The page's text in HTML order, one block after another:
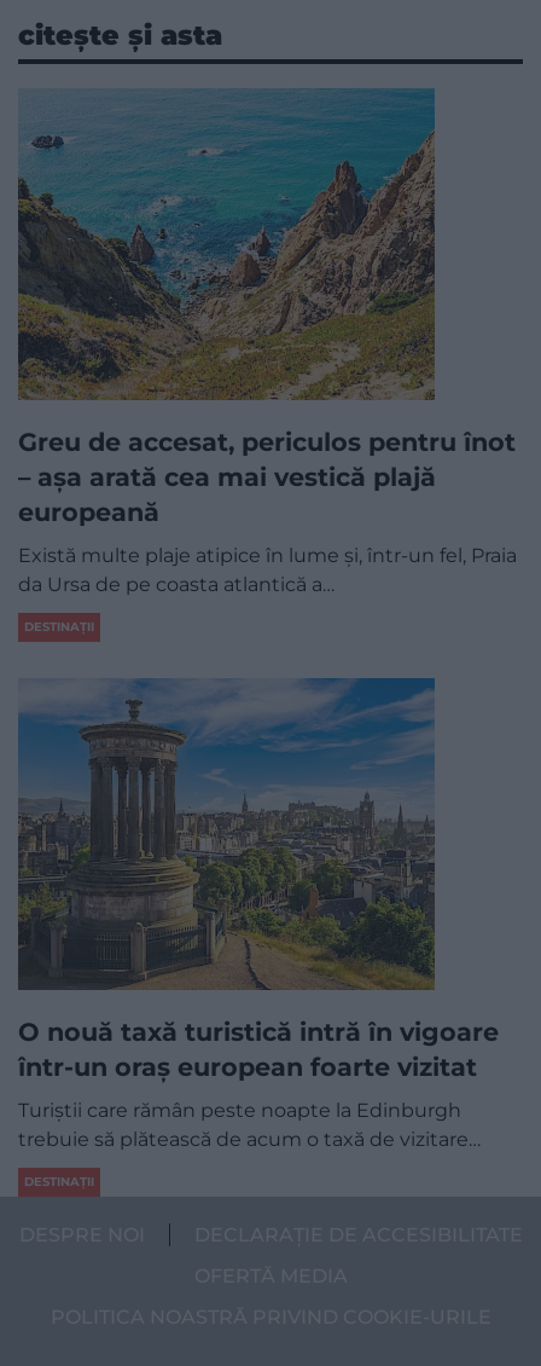
citește și asta
Greu de accesat, periculos pentru înot
– așa arată cea mai vestică plajă
europeană
Există multe plaje atipice în lume și, într-un fel, Praia
da Ursa de pe coasta atlantică a…
DESTINAȚII
O nouă taxă turistică intră în vigoare
într-un oraș european foarte vizitat
Turiștii care rămân peste noapte la Edinburgh
trebuie să plătească de acum o taxă de vizitare…
DESTINAȚII